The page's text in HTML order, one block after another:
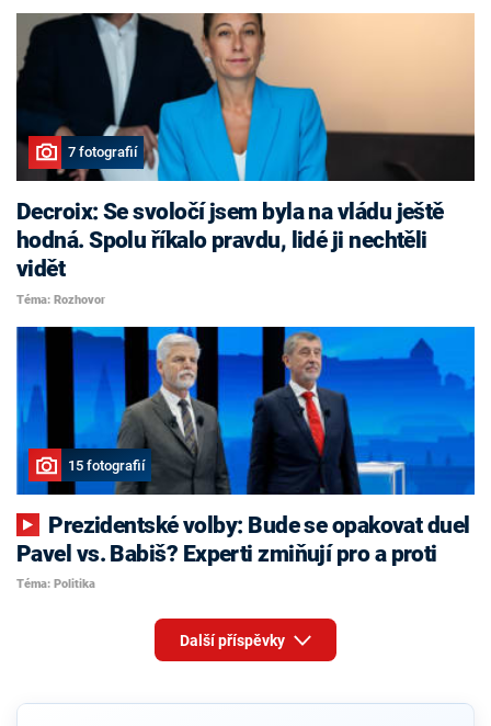
7 fotografií
Decroix: Se svoločí jsem byla na vládu ještě
hodná. Spolu říkalo pravdu, lidé ji nechtěli
vidět
Téma: Rozhovor
15 fotografií
Pavel vs. Babiš? Experti zmiňují pro a proti
Téma: Politika
Další příspěvky